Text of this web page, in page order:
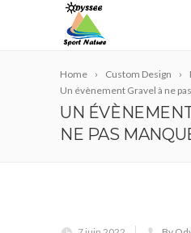
Home Custom Design
Un évènement Gravel à ne
UN
NE PAS